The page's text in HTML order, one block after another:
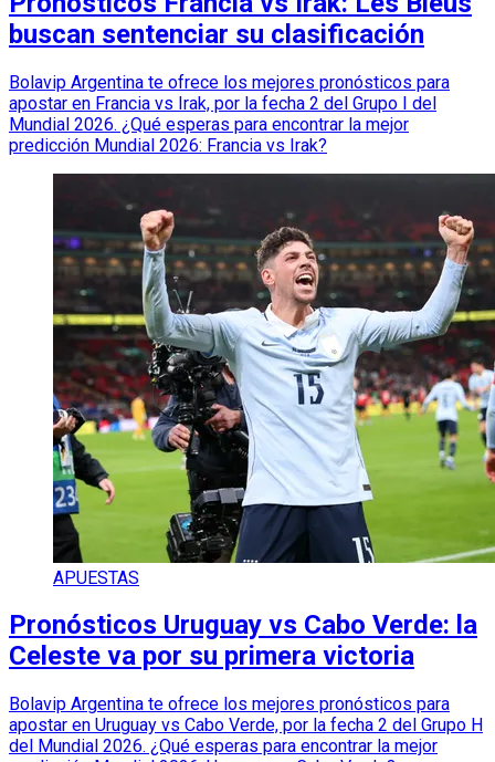
buscan sentenciar su clasificación
Bolavip Argentina te ofrece los mejores pronósticos para
apostar en Francia vs Irak, por la fecha 2 del Grupo I del
Mundial 2026. ¿Qué esperas para encontrar la mejor
predicción Mundial 2026: Francia vs Irak?
APUESTAS
Pronósticos Uruguay vs Cabo Verde: la
Celeste va por su primera victoria
Bolavip Argentina te ofrece los mejores pronósticos para
apostar en Uruguay vs Cabo Verde, por la fecha 2 del Grupo H
del Mundial 2026. ¿Qué esperas para encontrar la mejor